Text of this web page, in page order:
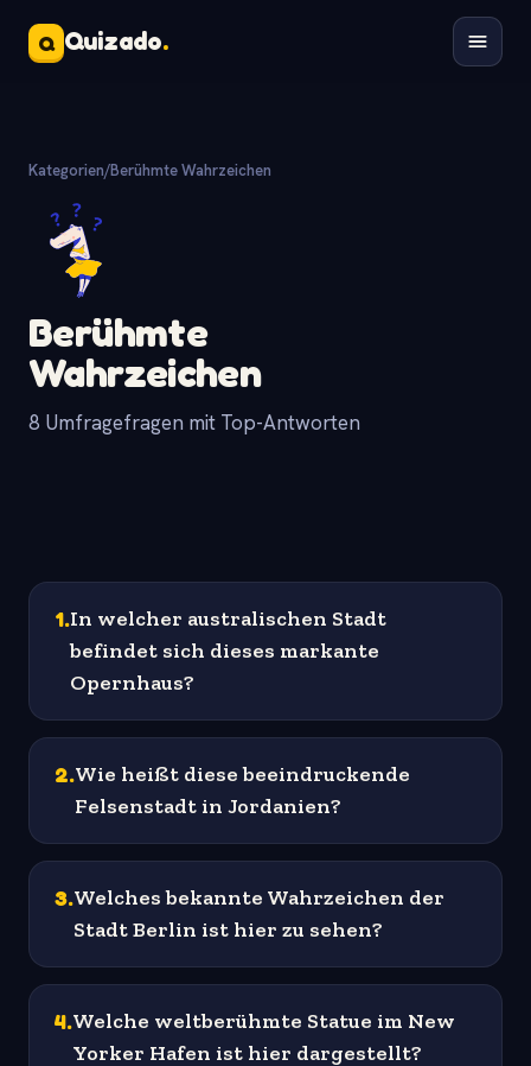
Q Quizado.
Kategorien/Berühmte Wahrzeichen
Berühmte
Wahrzeichen
8 Umfragefragen mit Top-Antworten
1.In welcher australischen Stadt
befindet sich dieses markante
Opernhaus?
2.Wie heißt diese beeindruckende
Felsenstadt in Jordanien?
3.Welches bekannte Wahrzeichen der
Stadt Berlin ist hier zu sehen?
4.Welche weltberühmte Statue im New
Yorker Hafen ist hier dargestellt?